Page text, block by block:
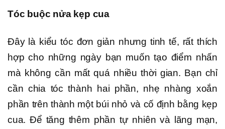
Tóc buộc nửa kẹp cua
Đây là kiểu tóc đơn giản nhưng tinh tế, rất thích
hợp cho những ngày bạn muốn tạo điểm nhấn
mà không cần mất quá nhiều thời gian. Bạn chỉ
cần chia tóc thành hai phần, nhẹ nhàng xoắn
phần trên thành một búi nhỏ và cố định bằng kẹp
cua. Để tăng thêm phần tự nhiên và lãng mạn,